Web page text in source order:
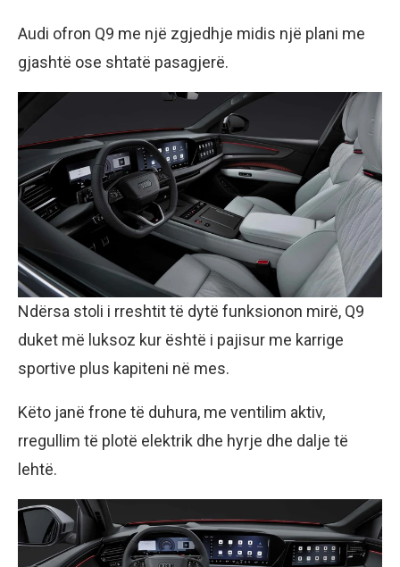
Audi ofron Q9 me një zgjedhje midis një plani me
gjashtë ose shtatë pasagjerë.
Ndërsa stoli i rreshtit të dytë funksionon mirë, Q9
duket më luksoz kur është i pajisur me karrige
sportive plus kapiteni në mes.
Këto janë frone të duhura, me ventilim aktiv,
rregullim të plotë elektrik dhe hyrje dhe dalje të
lehtë.